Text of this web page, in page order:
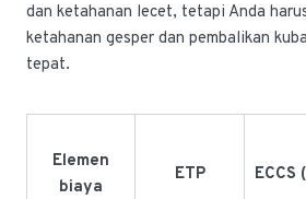
dan ketahanan lecet, tetapi Anda
ketahanan gesper dan pembalikan
tepat.
Elemen
biaya
ETP ECCS